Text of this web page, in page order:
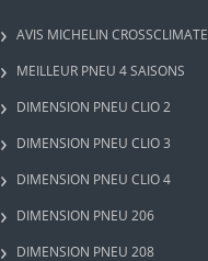
AVIS MICHELIN CROSSCLIMATE
MEILLEUR PNEU 4 SAISONS
DIMENSION PNEU CLIO 2
DIMENSION PNEU CLIO 3
DIMENSION PNEU CLIO 4
DIMENSION PNEU 206
DIMENSION PNEU 208